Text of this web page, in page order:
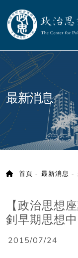
政治思想
:::
最新消息
首頁 最新消息
【政治思想
釗早期思想
2015/07/24